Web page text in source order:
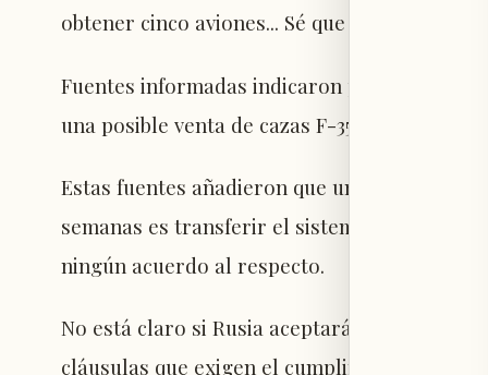
obtener cinco aviones... Sé que el señor
Fuentes informadas indicaron previamente a
una posible venta de cazas F-35 a Turquía.
Estas fuentes añadieron que una de las
semanas es transferir el sistema ruso a un
ningún acuerdo al respecto.
No está claro si Rusia aceptará esta medida,
cláusulas que exigen el cumplimiento de